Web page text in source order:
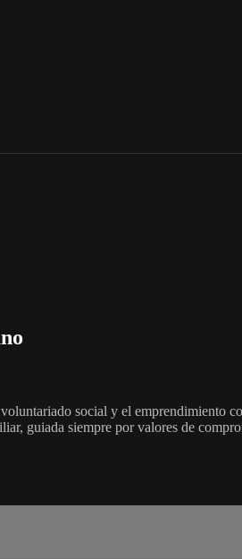
social y el emprendimiento
guiada siempre por valores de